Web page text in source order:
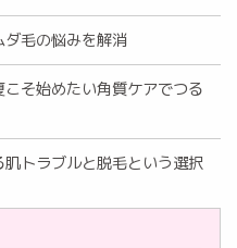
毛の悩みを解消
そ始めたい角質ケアでつる
トラブルと脱毛という選択